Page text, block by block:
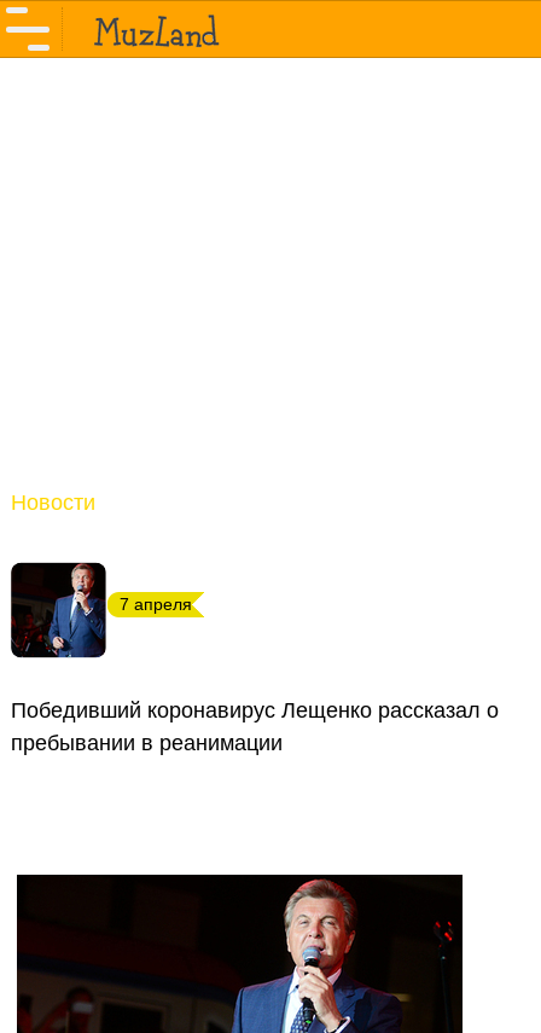
Новости
7 апреля
Победивший коронавирус Лещенко рассказал о
пребывании в реанимации